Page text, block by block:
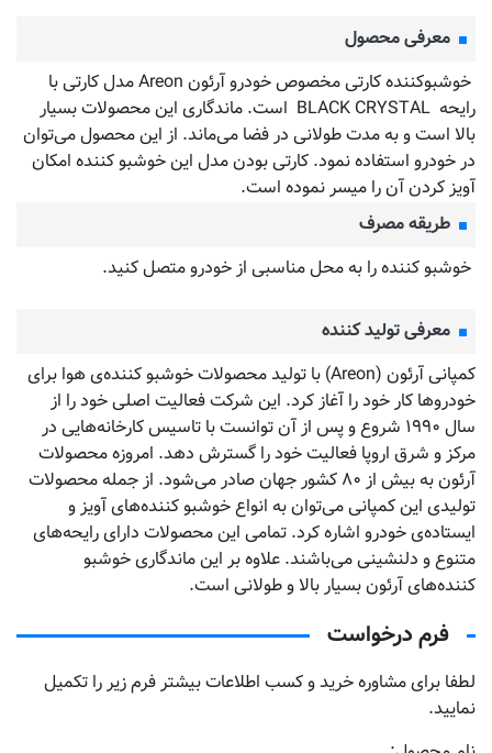
معرفی محصول
خوشبوکننده کارتی مخصوص خودرو آرئون Areon مدل کارتی با
رایحه BLACK CRYSTAL است. ماندگاری این محصولات بسیار
بالا است و به مدت طولانی در فضا می‌ماند. از این محصول می‌توان
در خودرو استفاده نمود. کارتی بودن مدل این خوشبو کننده امکان
آویز کردن آن را میسر نموده است.
طریقه مصرف
خوشبو کننده را به محل مناسبی از خودرو متصل کنید.
معرفی تولید کننده
کمپانی آرئون (Areon) با تولید محصولات خوشبو کننده‌‌ی هوا برای
خودروها کار خود را آغاز کرد. این شرکت فعالیت اصلی خود را از
سال ۱۹۹۰ شروع و پس از آن توانست با تاسیس کارخانه‌هایی در
مرکز و شرق اروپا فعالیت خود را گسترش دهد. امروزه محصولات
آرئون به بیش از ۸۰ کشور جهان صادر می‌شود. از جمله محصولات
تولیدی این کمپانی می‌توان به انواع خوشبو کننده‌های آویز و
ایستاده‌ی خودرو اشاره کرد. تمامی این محصولات دارای رایحه‌های
متنوع و دلنشینی می‌باشند. علاوه بر این ماندگاری خوشبو
کننده‌های آرئون بسیار بالا و طولانی است.
فرم درخواست
لطفا برای مشاوره خرید و کسب اطلاعات بیشتر فرم زیر را تکمیل
نمایید.